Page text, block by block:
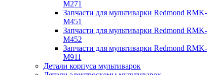
M271
Запчасти для мультиварки Redmond RMK-
M451
Запчасти для мультиварки Redmond RMK-
M452
Запчасти для мультиварки Redmond RMK-
M911
Детали корпуса мультиварок